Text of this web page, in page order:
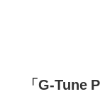
「G-Tune